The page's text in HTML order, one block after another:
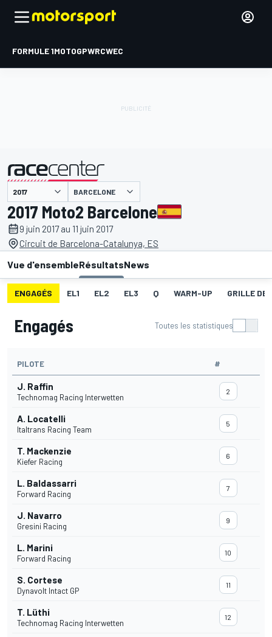
FORMULE 1MOTOGPWRCWEC
présenté par BARCELONE
2017 Moto2 Barcelone
9 juin 2017 au 11 juin 2017
Circuit de Barcelona-Catalunya, ES
Vue d'ensembleRésultatsNews
ENGAGÉS EL1 EL2 EL3 Q WARM-UP GRILLE DE
Engagés Toutes les statistiques
PILOTE #
J. Raffin
Technomag Racing Interwetten
2
A. Locatelli
Italtrans Racing Team
5
T. Mackenzie
Kiefer Racing
6
L. Baldassarri
Forward Racing
7
J. Navarro
Gresini Racing
9
L. Marini
Forward Racing
10
S. Cortese
Dynavolt Intact GP
11
T. Lüthi
Technomag Racing Interwetten
12